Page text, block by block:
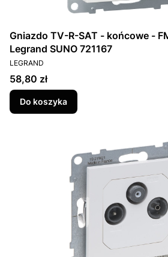
Gniazdo TV-R-SAT - końcowe -
Legrand SUNO 721167
PRODUCENT
LEGRAND
Cena
58,80 zł
Do koszyka